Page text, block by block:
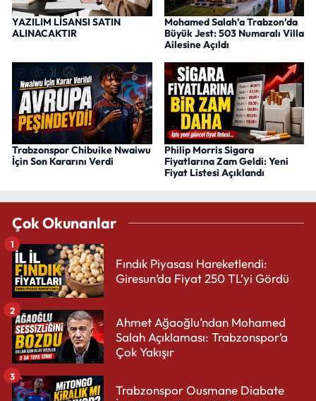
YAZILIM LİSANSI SATIN
ALINACAKTIR
Mohamed Salah’a Trabzon’da
Büyük Jest: 503 Numaralı Villa
Ailesine Açıldı
Trabzonspor Chibuike Nwaiwu
İçin Son Kararını Verdi
Philip Morris Sigara
Fiyatlarına Zam Geldi: Yeni
Fiyat Listesi Açıklandı
Çok Okunanlar
Fındık Piyasası Hareketlendi:
Giresun’da Fiyat 250 TL’yi Gördü
1
Ahmet Ağaoğlu’ndan Mohamed
Salah Açıklaması: Trabzonspor’a
Çok Yakışır
2
Trabzonspor Ousmane Diabate
3